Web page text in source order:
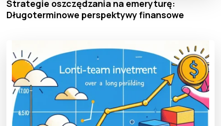
Strategie oszczędzania na emeryturę:
Długoterminowe perspektywy finansowe